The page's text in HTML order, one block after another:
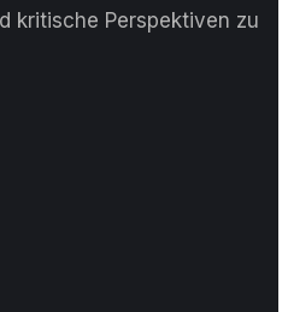
kritische Perspektiven zu